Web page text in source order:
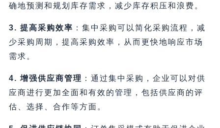
确地预测和规划库存需求，减少库存积压和浪费。
3. 提高采购效率 ：集中采购可以简化采购流程，减
少采购周期，提高采购效率，从而更快地响应市场
需求。
4. 增强供应商管理 ：通过集中采购，企业可以对供
应商进行更加全面和有效的管理，包括供应商的评
估、选择、合作等方面。